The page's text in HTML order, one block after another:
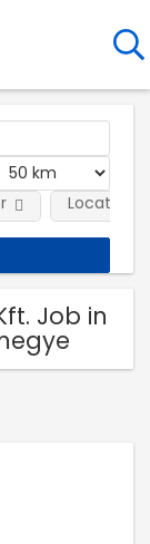
Location
Job in